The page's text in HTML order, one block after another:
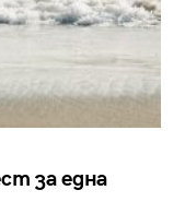
за една